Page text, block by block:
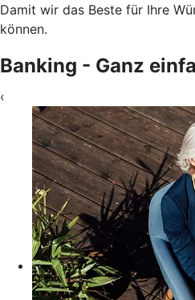
Damit wir das Beste für Ihre
können.
Banking - Ganz
‹